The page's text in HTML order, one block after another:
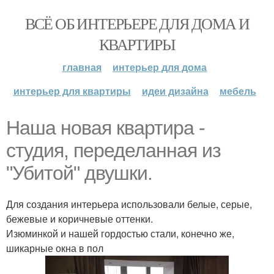
ВСЁ ОБ ИНТЕРЬЕРЕ ДЛЯ ДОМА И
КВАРТИРЫ
главная
интерьер для дома
интерьер для квартиры
идеи дизайна мебель
Наша новая квартира -
студия, переделанная из
"Убитой" двушки.
Для создания интерьера использовали белые, серые,
бежевые и коричневые оттенки.
Изюминкой и нашей гордостью стали, конечно же,
шикарные окна в пол